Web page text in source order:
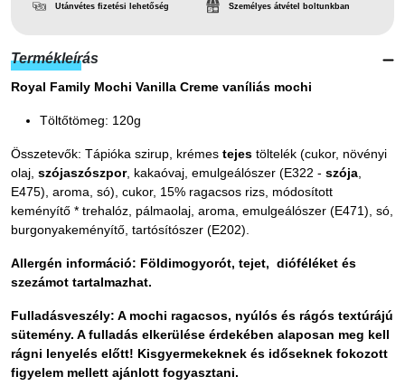
Utánvétes fizetési lehetőség Személyes átvétel boltunkban
Termékleírás
Royal Family Mochi Vanilla Creme vaníliás mochi
Töltőtömeg: 120g
Összetevők: Tápióka szirup, krémes tejes töltelék (cukor, növényi
olaj, szójaszószpor, kakaóvaj, emulgeálószer (E322 - szója,
E475), aroma, só), cukor, 15% ragacsos rizs, módosított
keményítő * trehalóz, pálmaolaj, aroma, emulgeálószer (E471), só,
burgonyakeményítő, tartósítószer (E202).
Allergén információ: Földimogyorót, tejet, dióféléket és
szezámot tartalmazhat.
Fulladásveszély: A mochi ragacsos, nyúlós és rágós textúrájú
sütemény. A fulladás elkerülése érdekében alaposan meg kell
rágni lenyelés előtt! Kisgyermekeknek és időseknek fokozott
figyelem mellett ajánlott fogyasztani.